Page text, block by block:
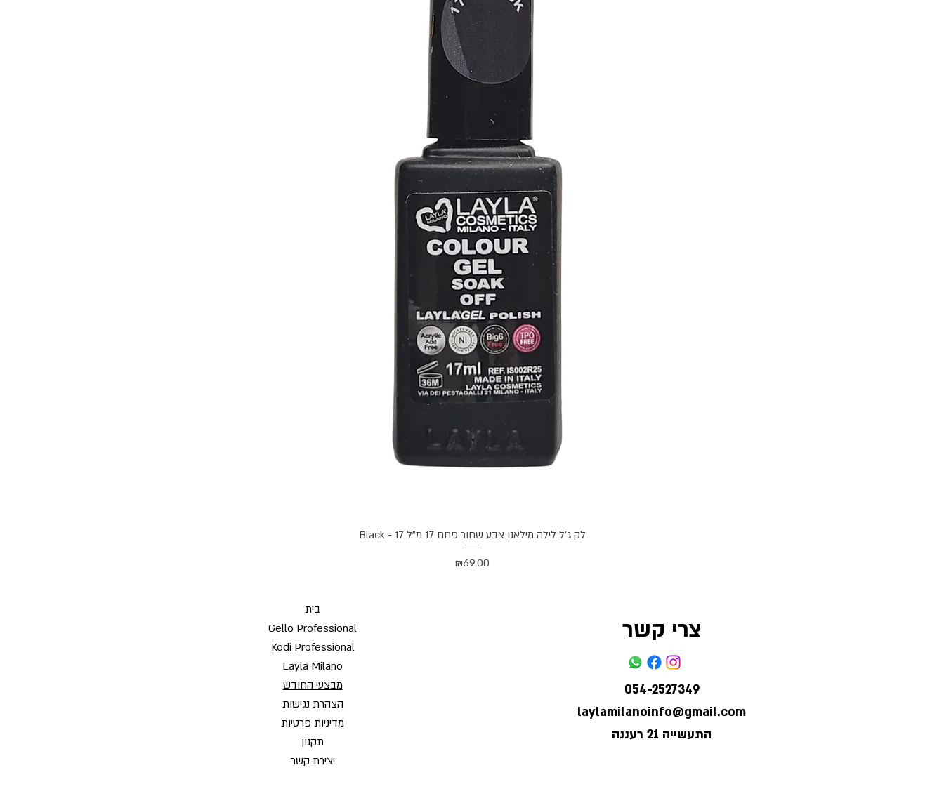
תצוגה מהירה
לק ג'ל לילה מילאנו צבע שחור פחם 17 מ"ל Black - 17
מחיר
₪69.00
בית
Gello Professional
Kodi Professional
Layla Milano
מבצעי החודש
הצהרת נגישות
מדיניות פרטיות
תקנון
יצירת קשר
צרי קשר
054-2527349
laylamilanoinfo@gmail.com
התעשייה 21 רעננה